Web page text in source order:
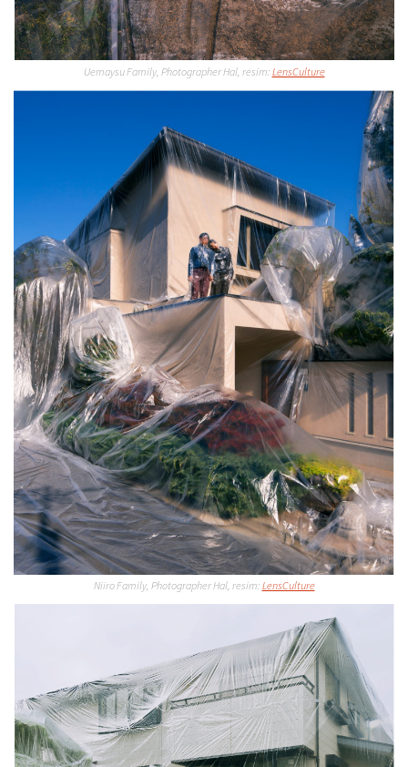
Uemaysu Family, Photographer Hal, resim: LensCulture
Niiro Family, Photographer Hal, resim: LensCulture